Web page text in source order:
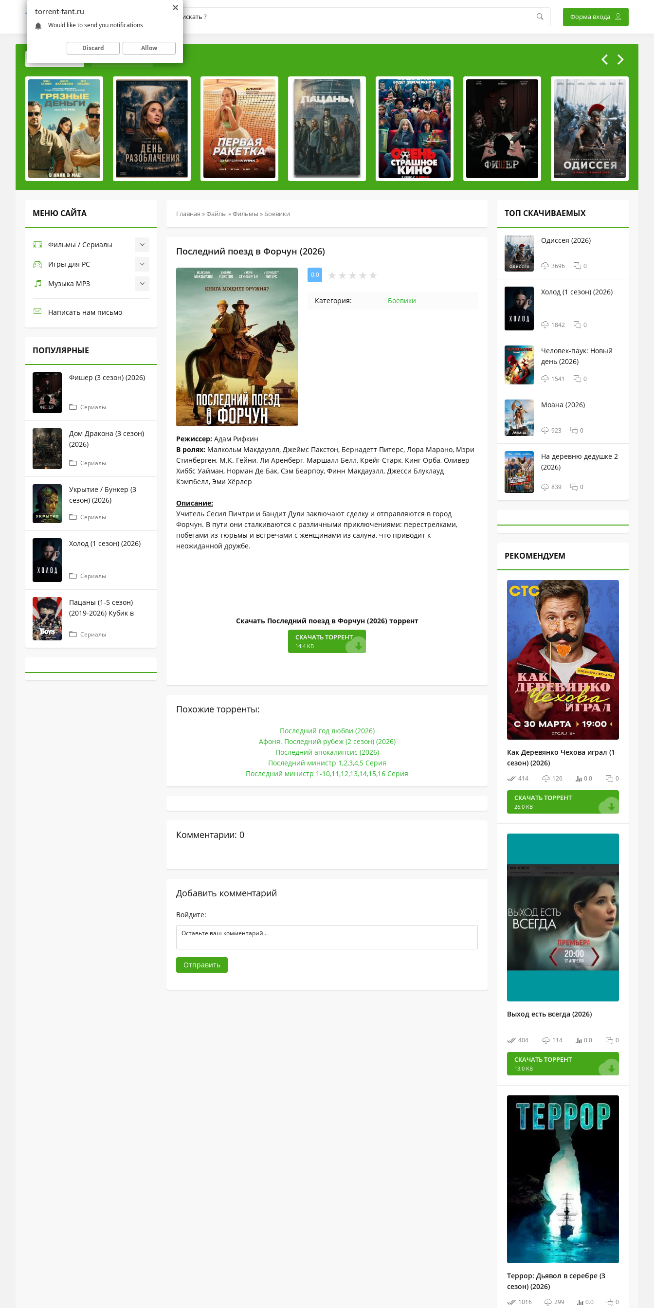
TORRENT-FANT.RU Форма входа
МЕНЮ САЙТА
Фильмы / Сериалы
Игры для PC
Музыка MP3
Написать нам письмо
ПОПУЛЯРНЫЕ
Фишер (3 сезон) (2026)
Сериалы
Дом Дракона (3 сезон)
(2026)
Сериалы
Укрытие / Бункер (3
сезон) (2026)
Сериалы
Холод (1 сезон) (2026)
Сериалы
Пацаны (1-5 сезон)
(2019-2026) Кубик в
Сериалы
Главная »Файлы »Фильмы » Боевики
Последний поезд в Форчун (2026)
0.0
Категория: Боевики
Режиссер: Адам Рифкин
В ролях: Малкольм Макдауэлл, Джеймс Пакстон, Бернадетт Питерс, Лора Марано, Мэри
Стинберген, М.К. Гейни, Ли Аренберг, Маршалл Белл, Крейг Старк, Кинг Орба, Оливер
Хиббс Уайман, Норман Де Бак, Сэм Беарпоу, Финн Макдауэлл, Джесси Блуклауд
Кэмпбелл, Эми Хёрлер
Описание:
Учитель Сесил Пичтри и бандит Дули заключают сделку и отправляются в город
Форчун. В пути они сталкиваются с различными приключениями: перестрелками,
побегами из тюрьмы и встречами с женщинами из салуна, что приводит к
неожиданной дружбе.
Скачать Последний поезд в Форчун (2026) торрент
СКАЧАТЬ ТОРРЕНТ
14.4 KB
Похожие торренты:
Последний год любви (2026)
Афоня. Последний рубеж (2 сезон) (2026)
Последний апокалипсис (2026)
Последний министр 1,2,3,4,5 Серия
Последний министр 1-10,11,12,13,14,15,16 Серия
Комментарии: 0
Добавить комментарий
Войдите:
Отправить
ТОП СКАЧИВАЕМЫХ
Одиссея (2026)
3696 0
Холод (1 сезон) (2026)
1842 0
Человек-паук: Новый
день (2026)
1541 0
Моана (2026)
923 0
На деревню дедушке 2
(2026)
839 0
РЕКОМЕНДУЕМ
Как Деревянко Чехова играл (1
сезон) (2026)
414 126 0.0 0
СКАЧАТЬ ТОРРЕНТ
26.0 KB
Выход есть всегда (2026)
404 114 0.0 0
СКАЧАТЬ ТОРРЕНТ
13.0 KB
Террор: Дьявол в серебре (3
сезон) (2026)
1016 299 0.0 0
torrent-fant.ru
Would like to send you notifications
Discard Allow